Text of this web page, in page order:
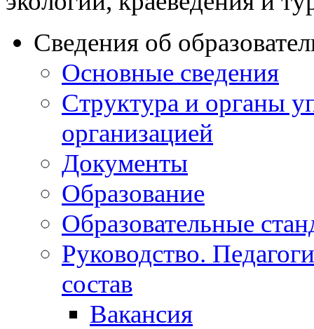
Сведения об
Основные сведения
Структура и органы
организацией
Документы
Образование
Образовательные
Руководство.
состав
Вакансия